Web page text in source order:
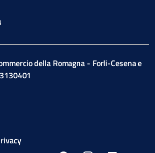
della Romagna - Forli-Cesena e